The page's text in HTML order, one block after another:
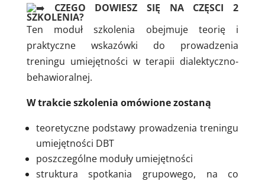
CZEGO DOWIESZ SIĘ NA CZĘSCI 2
SZKOLENIA?
Ten moduł szkolenia obejmuje teorię i
praktyczne wskazówki do prowadzenia
treningu umiejętności w terapii dialektyczno-
behawioralnej.
W trakcie szkolenia omówione zostaną
teoretyczne podstawy prowadzenia treningu
umiejętności DBT
poszczególne moduły umiejętności
struktura spotkania grupowego, na co